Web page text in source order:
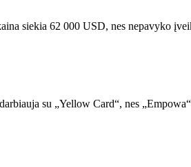
siekia 62 000 USD, nes nepavyko
su „Yellow Card“, nes